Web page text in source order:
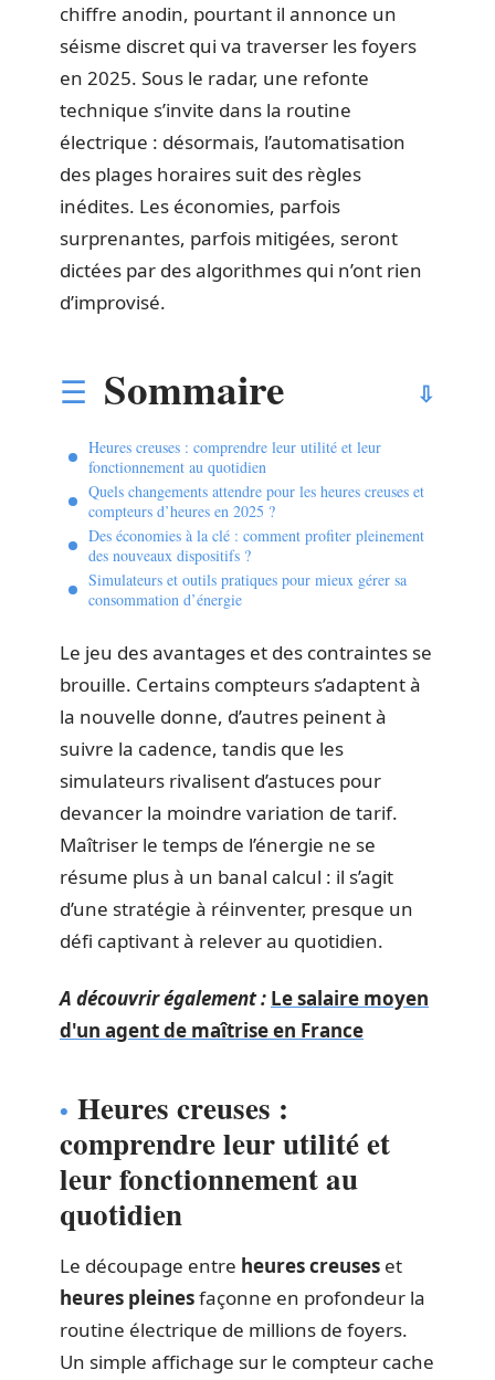
chiffre anodin, pourtant il annonce un
séisme discret qui va traverser les foyers
en 2025. Sous le radar, une refonte
technique s’invite dans la routine
électrique : désormais, l’automatisation
des plages horaires suit des règles
inédites. Les économies, parfois
surprenantes, parfois mitigées, seront
dictées par des algorithmes qui n’ont rien
d’improvisé.
Sommaire
Heures creuses : comprendre leur utilité et leur
fonctionnement au quotidien
Quels changements attendre pour les heures creuses et
compteurs d’heures en 2025 ?
Des économies à la clé : comment profiter pleinement
des nouveaux dispositifs ?
Simulateurs et outils pratiques pour mieux gérer sa
consommation d’énergie
Le jeu des avantages et des contraintes se
brouille. Certains compteurs s’adaptent à
la nouvelle donne, d’autres peinent à
suivre la cadence, tandis que les
simulateurs rivalisent d’astuces pour
devancer la moindre variation de tarif.
Maîtriser le temps de l’énergie ne se
résume plus à un banal calcul : il s’agit
d’une stratégie à réinventer, presque un
défi captivant à relever au quotidien.
A découvrir également : Le salaire moyen
d'un agent de maîtrise en France
Heures creuses :
comprendre leur utilité et
leur fonctionnement au
quotidien
Le découpage entre heures creuses et
heures pleinesfaçonne en profondeur la
routine électrique de millions de foyers.
Un simple affichage sur le compteur cache